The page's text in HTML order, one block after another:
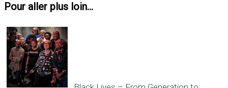
Pour aller plus loin...